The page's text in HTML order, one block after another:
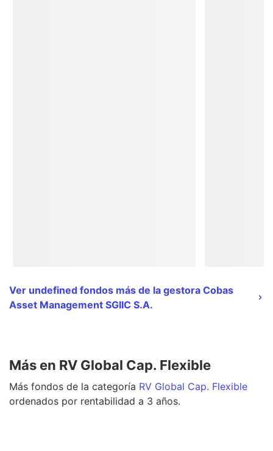
Ver undefined fondos más de la gestora Cobas
Asset Management SGIIC S.A.
Más en RV Global Cap. Flexible
Más fondos de la categoría RV Global Cap. Flexible
ordenados por rentabilidad a 3 años.